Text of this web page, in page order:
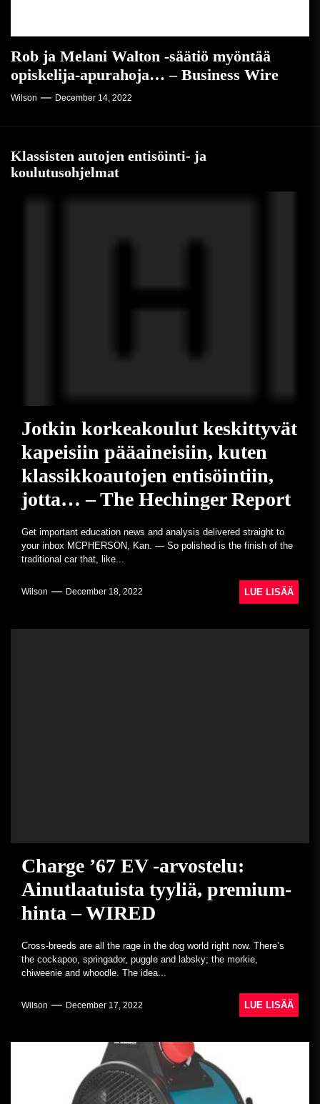
Rob ja Melani Walton -säätiö myöntää
opiskelija-apurahoja… – Business Wire
Wilson December 14, 2022
Klassisten autojen entisöinti- ja
koulutusohjelmat
Jotkin korkeakoulut keskittyvät
kapeisiin pääaineisiin, kuten
klassikkoautojen entisöintiin,
jotta… – The Hechinger Report
Get important education news and analysis delivered straight to
your inbox MCPHERSON, Kan. — So polished is the finish of the
traditional car that, like...
Wilson December 18, 2022 LUE LISÄÄ
Charge ’67 EV -arvostelu:
Ainutlaatuista tyyliä, premium-
hinta – WIRED
Cross-breeds are all the rage in the dog world right now. There’s
the cockapoo, springador, puggle and labsky; the morkie,
chiweenie and whoodle. The idea...
Wilson December 17, 2022 LUE LISÄÄ